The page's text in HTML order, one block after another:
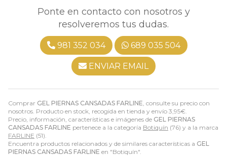
Comprar GEL PIERNAS CANSADAS FARLINE , consulte su precio con
nosotros. Producto en stock, recogida en tienda y envío 3,95€
Precio, información, características e imágenes de GEL PIERNAS
CANSADAS FARLINE pertenece a la categoría Botiquín (76) y a la marca
FARLINE (51).
Encuentra productos relacionados y de similares características a GEL
PIERNAS CANSADAS FARLINE en "Botiquín".
Ponte en contacto con nosotros y
resolveremos tus dudas.
981 352 034 689 035 504
ENVIAR EMAIL